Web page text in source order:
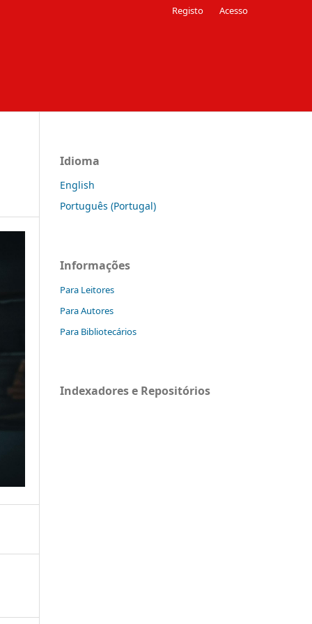
Registo Acesso
Idioma
English
Português (Portugal)
Informações
Para Leitores
Para Autores
Para Bibliotecários
Indexadores e Repositórios